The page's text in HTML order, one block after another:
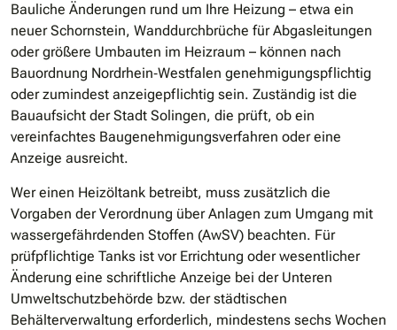
Bauliche Änderungen rund um Ihre Heizung – etwa ein
neuer Schornstein, Wanddurchbrüche für Abgasleitungen
oder größere Umbauten im Heizraum – können nach
Bauordnung Nordrhein‐Westfalen genehmigungspflichtig
oder zumindest anzeigepflichtig sein. Zuständig ist die
Bauaufsicht der Stadt Solingen, die prüft, ob ein
vereinfachtes Baugenehmigungsverfahren oder eine
Anzeige ausreicht.
Wer einen Heizöltank betreibt, muss zusätzlich die
Vorgaben der Verordnung über Anlagen zum Umgang mit
wassergefährdenden Stoffen (AwSV) beachten. Für
prüfpflichtige Tanks ist vor Errichtung oder wesentlicher
Änderung eine schriftliche Anzeige bei der Unteren
Umweltschutzbehörde bzw. der städtischen
Behälterverwaltung erforderlich, mindestens sechs Wochen